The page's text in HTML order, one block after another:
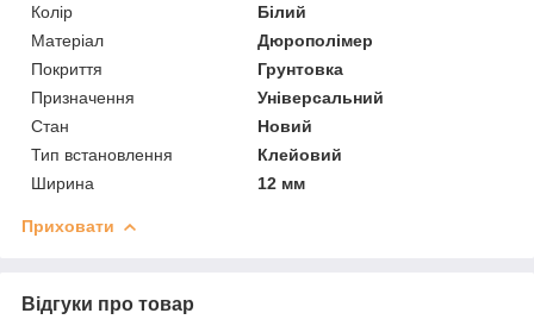
Колір
Білий
Матеріал
Дюрополімер
Покриття
Грунтовка
Призначення
Універсальний
Стан
Новий
Тип встановлення
Клейовий
Ширина
12 мм
Приховати
Відгуки про товар